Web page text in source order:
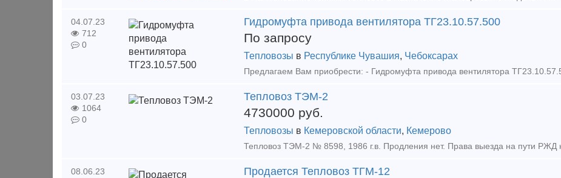
04.07.23
712
0
Гидромуфта привода вентилятора ТГ23.10.57.500
По запросу
Тепловозы в Республике Чувашия, Чебоксарах
03.07.23
1064
0
Тепловоз ТЭМ-2
4730000 руб.
Тепловозы в Кемеровской области, Кемерово
08.06.23 Продается Тепловоз ТГМ-12